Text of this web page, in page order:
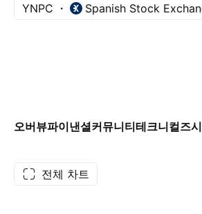
YNPC Spanish Stock
오버뷰파이낸셜커뮤니티테크니컬즈
전체 차트